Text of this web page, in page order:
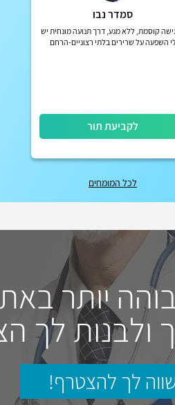
סמדר נבו
קוסמת, ללא מגע, דרך תנועה מונחית יש
השפעה על שרירים בלתי רצוניים-הרחם
לקביעת תור
לכל המומחים
יותר
לך
לך להצטרף!